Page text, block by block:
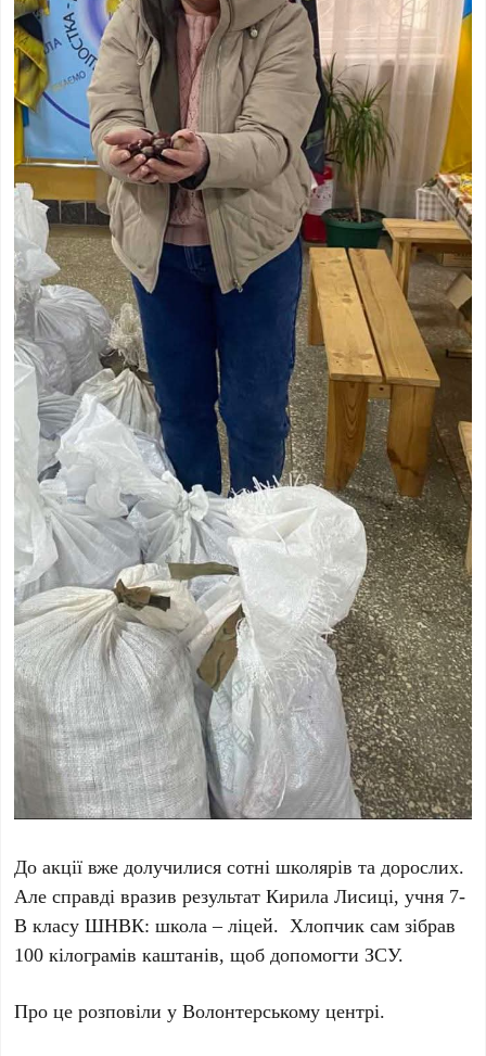
До акції вже долучилися сотні школярів та дорослих.
Але справді вразив результат Кирила Лисиці, учня 7-
В класу ШНВК: школа – ліцей. Хлопчик сам зібрав
100 кілограмів каштанів, щоб допомогти ЗСУ.
Про це розповіли у Волонтерському центрі.